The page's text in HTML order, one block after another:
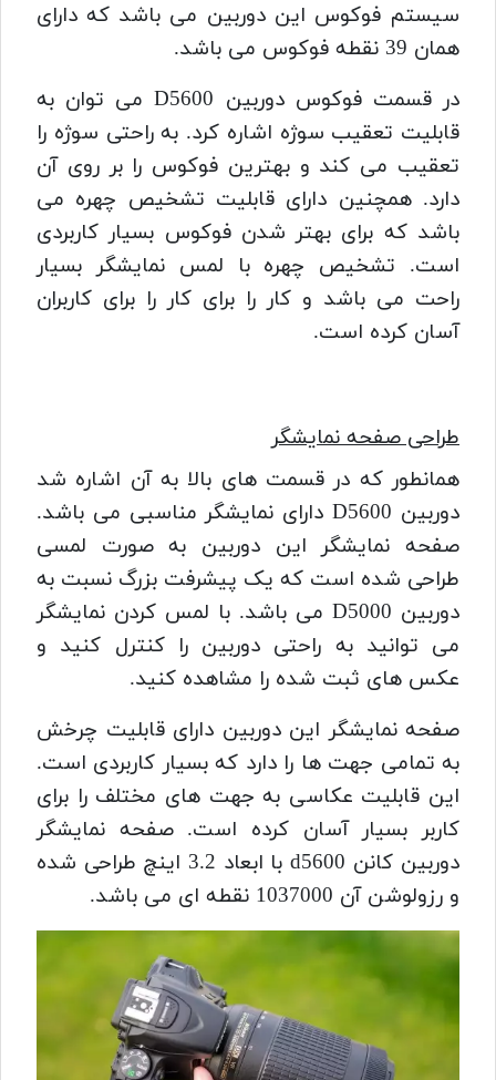
سیستم فوکوس این دوربین می باشد که دارای
همان 39 نقطه فوکوس می باشد.
در قسمت فوکوس دوربین D5600
می توان به
قابلیت تعقیب سوژه اشاره کرد. به راحتی سوژه را
تعقیب می کند و بهترین فوکوس را بر روی آن
دارد. همچنین دارای قابلیت تشخیص چهره می
باشد که برای بهتر شدن فوکوس بسیار کاربردی
است. تشخیص چهره با لمس نمایشگر بسیار
راحت می باشد و کار را برای کار را برای کاربران
آسان کرده است.
طراحی صفحه نمایشگر
همانطور که در قسمت های بالا به آن اشاره شد
دوربین D5600 دارای نمایشگر مناسبی می باشد.
صفحه نمایشگر این دوربین به صورت لمسی
طراحی شده است که یک پیشرفت بزرگ نسبت به
دوربین D5000 می باشد. با لمس کردن نمایشگر
می توانید به راحتی دوربین را کنترل کنید و
عکس های ثبت شده را مشاهده کنید.
صفحه نمایشگر این دوربین دارای قابلیت چرخش
به تمامی جهت ها را دارد که بسیار کاربردی است.
این قابلیت عکاسی به جهت های مختلف را برای
کاربر بسیار آسان کرده است. صفحه نمایشگر
دوربین کانن d5600 با ابعاد 3.2 اینچ طراحی شده
و رزولوشن آن 1037000 نقطه ای می باشد.